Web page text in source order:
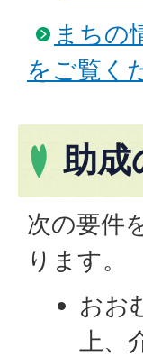
まちの
をご覧く
助成
次の要件
ります。
おお
上、